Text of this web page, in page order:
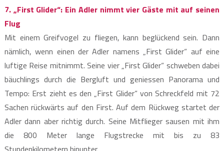
7. „First Glider“: Ein Adler nimmt vier Gäste mit auf seinen
Flug
Mit einem Greifvogel zu fliegen, kann beglückend sein. Dann
nämlich, wenn einen der Adler namens „First Glider“ auf eine
luftige Reise mitnimmt. Seine vier „First Glider“ schweben dabei
bäuchlings durch die Bergluft und geniessen Panorama und
Tempo: Erst zieht es den „First Glider“ von Schreckfeld mit 72
Sachen rückwärts auf den First. Auf dem Rückweg startet der
Adler dann aber richtig durch. Seine Mitflieger sausen mit ihm
die 800 Meter lange Flugstrecke mit bis zu 83